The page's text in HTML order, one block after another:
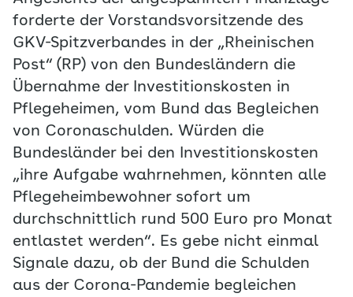
forderte der Vorstandsvorsitzende des
GKV-Spitzverbandes in der „Rheinischen
Post“ (RP) von den Bundesländern die
Übernahme der Investitionskosten in
Pflegeheimen, vom Bund das Begleichen
von Coronaschulden. Würden die
Bundesländer bei den Investitionskosten
„ihre Aufgabe wahrnehmen, könnten alle
Pflegeheimbewohner sofort um
durchschnittlich rund 500 Euro pro Monat
entlastet werden“. Es gebe nicht einmal
Signale dazu, ob der Bund die Schulden
aus der Corona-Pandemie begleichen